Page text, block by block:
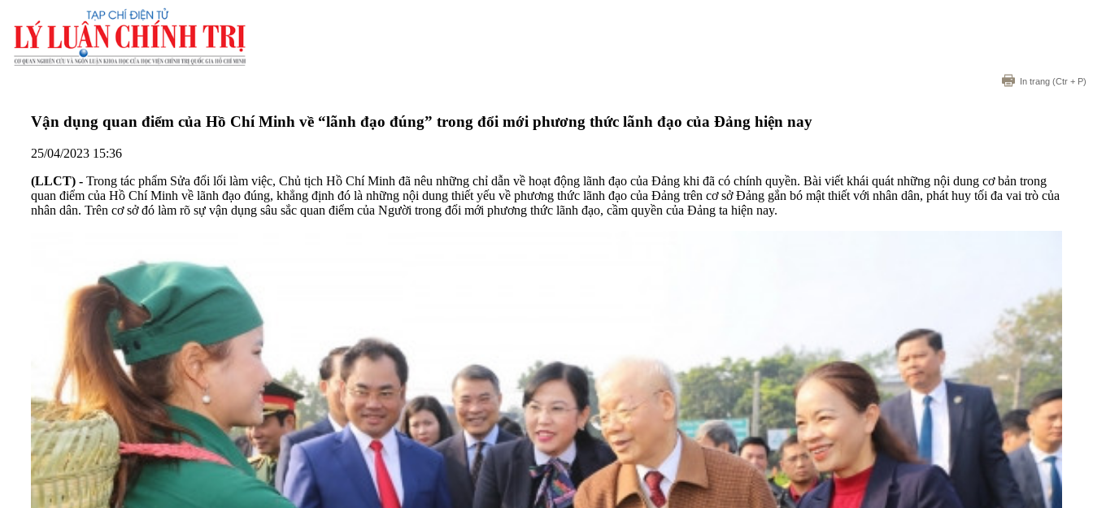
In trang (Ctr + P)
Vận dụng quan điểm của Hồ Chí Minh về “lãnh đạo đúng” trong đổi mới phương thức lãnh đạo của Đảng hiện nay
25/04/2023 15:36
(LLCT) - Trong tác phẩm Sửa đổi lối làm việc, Chủ tịch Hồ Chí Minh đã nêu những chỉ dẫn về hoạt động lãnh đạo của Đảng khi đã có chính quyền. Bài viết khái quát những nội dung cơ bản trong
quan điểm của Hồ Chí Minh về lãnh đạo đúng, khẳng định đó là những nội dung thiết yếu về phương thức lãnh đạo của Đảng trên cơ sở Đảng gắn bó mật thiết với nhân dân, phát huy tối đa vai trò của
nhân dân. Trên cơ sở đó làm rõ sự vận dụng sâu sắc quan điểm của Người trong đổi mới phương thức lãnh đạo, cầm quyền của Đảng ta hiện nay.